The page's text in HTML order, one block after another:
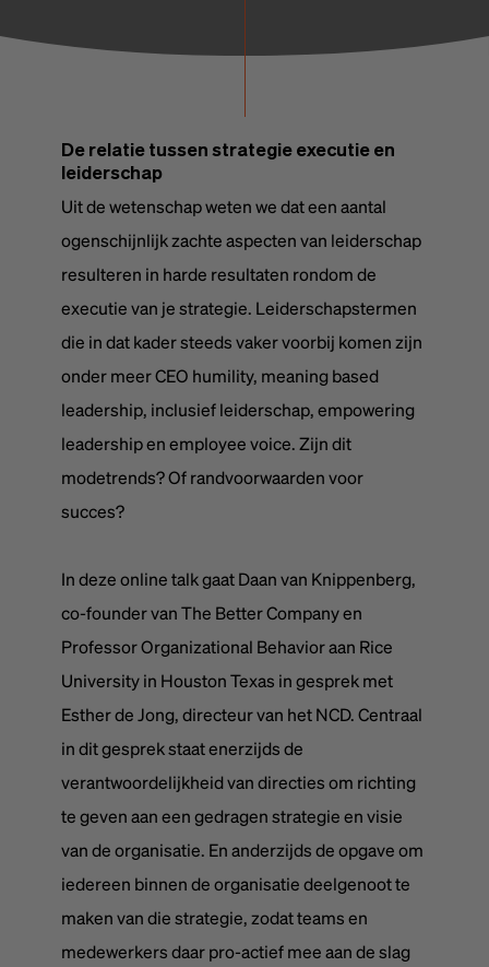
De relatie tussen strategie executie en
leiderschap
Uit de wetenschap weten we dat een aantal
ogenschijnlijk zachte aspecten van leiderschap
resulteren in harde resultaten rondom de
executie van je strategie. Leiderschapstermen
die in dat kader steeds vaker voorbij komen zijn
onder meer CEO humility, meaning based
leadership, inclusief leiderschap, empowering
leadership en employee voice. Zijn dit
modetrends? Of randvoorwaarden voor
succes?
In deze online talk gaat Daan van Knippenberg,
co-founder van The Better Company en
Professor Organizational Behavior aan Rice
University in Houston Texas in gesprek met
Esther de Jong, directeur van het NCD. Centraal
in dit gesprek staat enerzijds de
verantwoordelijkheid van directies om richting
te geven aan een gedragen strategie en visie
van de organisatie. En anderzijds de opgave om
iedereen binnen de organisatie deelgenoot te
maken van die strategie, zodat teams en
medewerkers daar pro-actief mee aan de slag